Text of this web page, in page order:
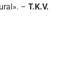
– T.K.V.